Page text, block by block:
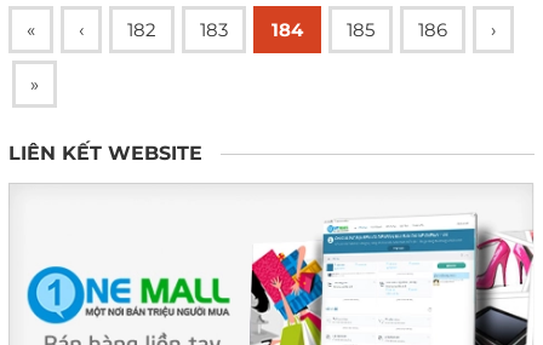
« ‹ 182 183 184 185 186 ›
»
LIÊN KẾT WEBSITE